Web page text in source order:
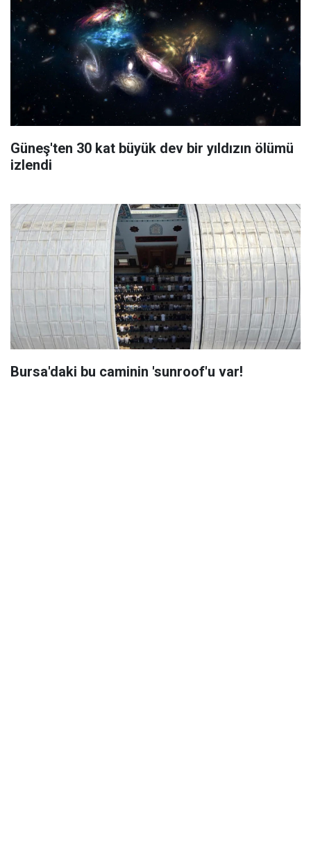
Güneş'ten 30 kat büyük dev bir yıldızın ölümü
izlendi
Bursa'daki bu caminin 'sunroof'u var!